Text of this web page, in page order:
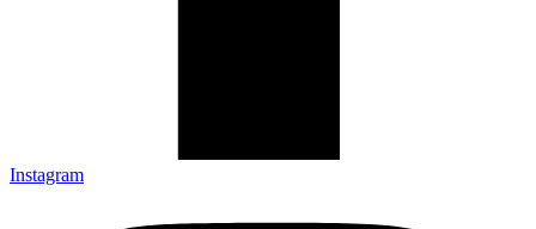
Instagram